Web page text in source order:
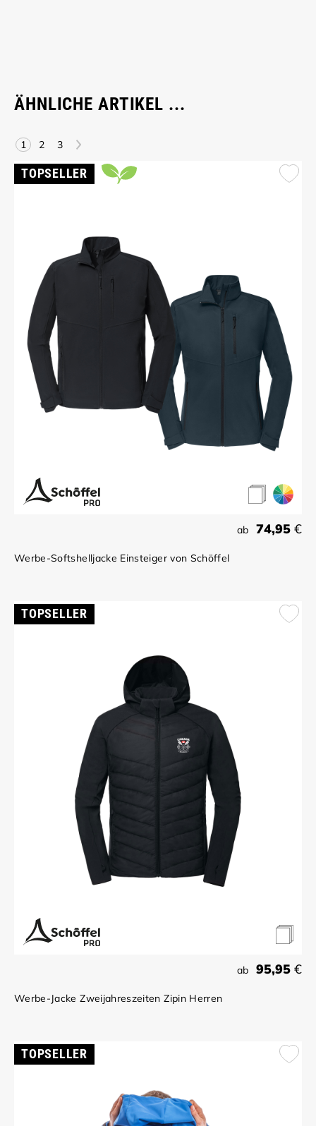
ÄHNLICHE ARTIKEL ...
1 2 3 >
TOPSELLER
ab 74,95 €
Werbe-Softshelljacke Einsteiger von Schöffel
TOPSELLER
ab 95,95 €
Werbe-Jacke Zweijahreszeiten Zipin Herren
TOPSELLER